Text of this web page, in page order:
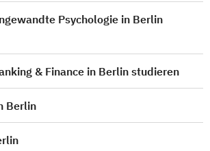
Psychologie in Berlin
& Finance in Berlin studieren
Berlin